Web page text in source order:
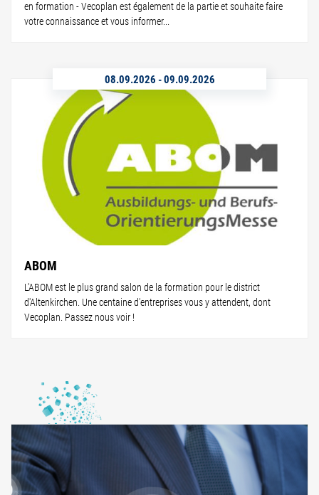
en formation - Vecoplan est également de la partie et souhaite faire
votre connaissance et vous informer...
08.09.2026 -09.09.2026
ABOM
L'ABOM est le plus grand salon de la formation pour le district
d'Altenkirchen. Une centaine d'entreprises vous y attendent, dont
Vecoplan. Passez nous voir !